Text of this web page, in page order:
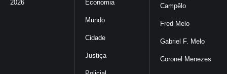
Campêlo
Fred Melo
Gabriel F. Melo
Coronel Menezes
Economia
Mundo
Cidade
Justiça
2026